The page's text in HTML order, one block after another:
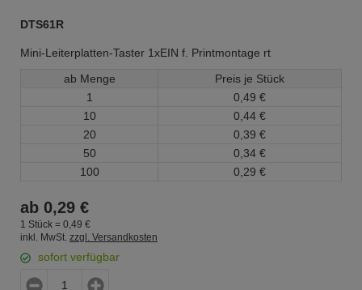
DTS61R
Mini-Leiterplatten-Taster 1xEIN f. Printmontage rt
ab Menge
Preis je Stück
1
0, 49 €
10
0, 44 €
20
0, 39 €
50
0, 34 €
100
0, 29 €
ab 0,29 €
1 Stück = 0, 49 €
inkl. MwSt. zzgl. Versandkosten
sofort verfügbar